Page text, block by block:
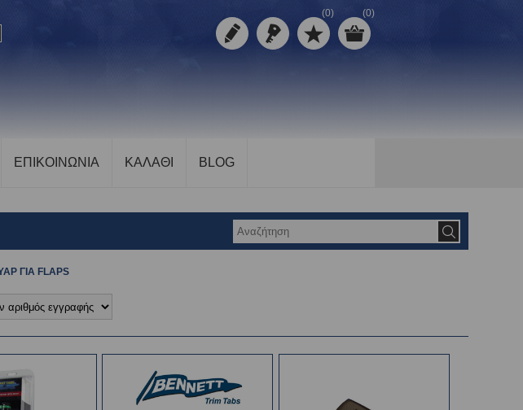
(0) (0)
ΕΠΙΚΟΙΝΩΝΙΑ ΚΑΛΑΘΙ BLOG
ΓΙΑ FLAPS